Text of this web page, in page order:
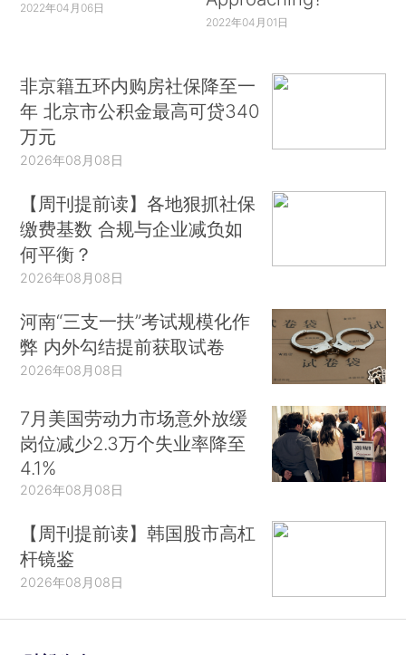
2022年04月06日
2022年04月01日
非京籍五环内购房社保降至一
年 北京市公积金最高可贷340
万元
2026年08月08日
【周刊提前读】各地狠抓社保
缴费基数 合规与企业减负如
何平衡？
2026年08月08日
河南“三支一扶”考试规模化作
弊 内外勾结提前获取试卷
2026年08月08日
7月美国劳动力市场意外放缓
岗位减少2.3万个失业率降至
4.1%
2026年08月08日
【周刊提前读】韩国股市高杠
杆镜鉴
2026年08月08日